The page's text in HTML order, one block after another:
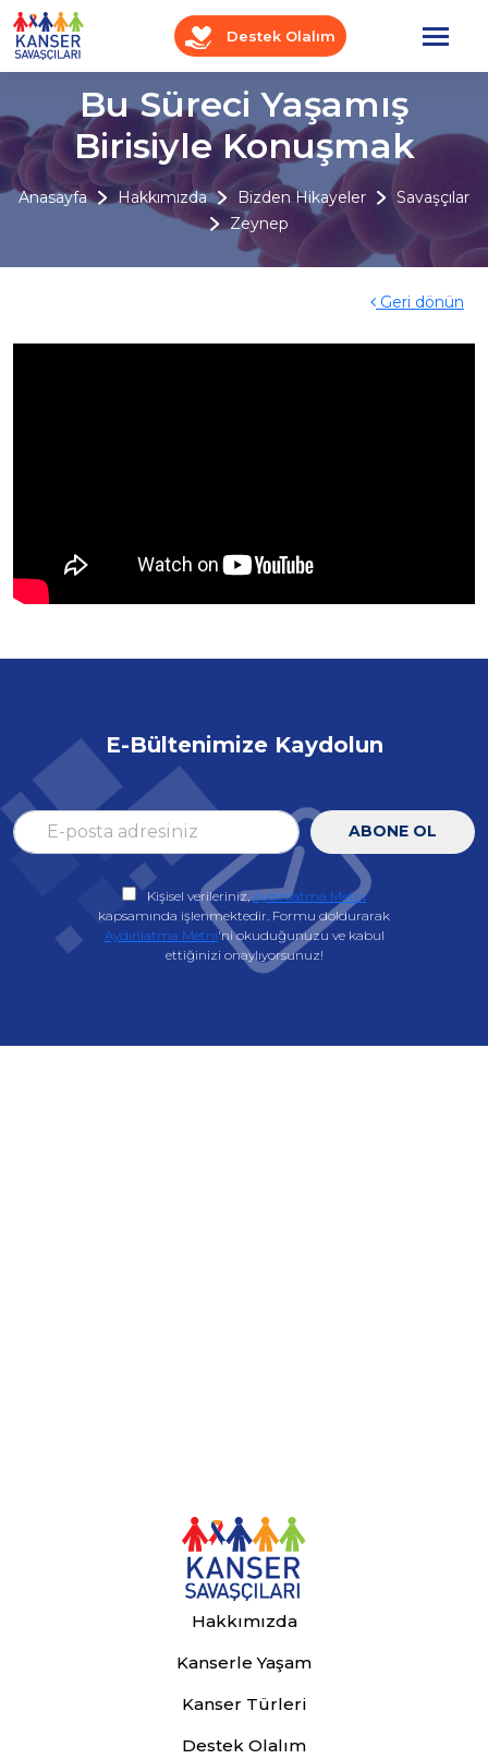
Destek Olalım
Bu Süreci Yaşamış
Birisiyle Konuşmak
Anasayfa Hakkımızda Bizden Hikayeler
Savaşçılar
Zeynep
Geri dönün
E-Bültenimize Kaydolun
ABONE OL
Kişisel verileriniz,Aydınlatma Metni
kapsamında işlenmektedir. Formu doldurarak
Aydınlatma Metni'ni okuduğunuzu ve kabul
ettiğinizi onaylıyorsunuz!
Hakkımızda
Kanserle Yaşam
Kanser Türleri
Destek Olalım